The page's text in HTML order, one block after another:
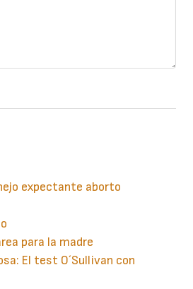
expectante aborto
para la madre
El test O´Sullivan con